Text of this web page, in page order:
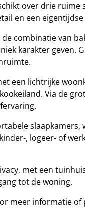
over drie
en een
combinatie van
karakter
een lichtrijke
Via de
, logeer- of
met een
tot de woning.
meer informatie